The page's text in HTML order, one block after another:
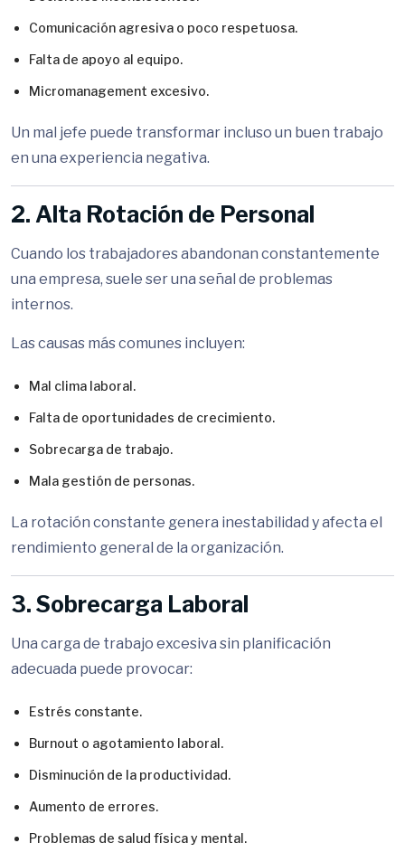
Comunicación agresiva o poco respetuosa.
Falta de apoyo al equipo.
Micromanagement excesivo.
Un mal jefe puede transformar incluso un buen trabajo
en una experiencia negativa.
2. Alta Rotación de Personal
Cuando los trabajadores abandonan constantemente
una empresa, suele ser una señal de problemas
internos.
Las causas más comunes incluyen:
Mal clima laboral.
Falta de oportunidades de crecimiento.
Sobrecarga de trabajo.
Mala gestión de personas.
La rotación constante genera inestabilidad y afecta el
rendimiento general de la organización.
3. Sobrecarga Laboral
Una carga de trabajo excesiva sin planificación
adecuada puede provocar:
Estrés constante.
Burnout o agotamiento laboral.
Disminución de la productividad.
Aumento de errores.
Problemas de salud física y mental.